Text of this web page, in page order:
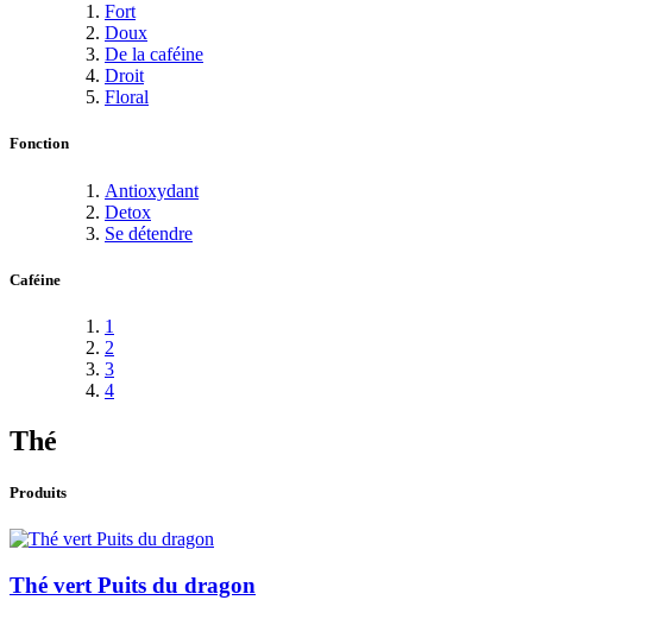
Fort
Doux
De la caféine
Droit
Floral
Fonction
Antioxydant
Detox
Se détendre
Caféine
1
2
3
4
Thé
Produits
Thé vert Puits du dragon